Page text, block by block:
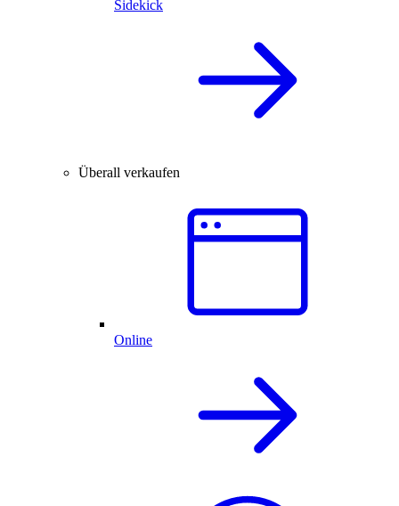
Sidekick
Überall verkaufen
Online